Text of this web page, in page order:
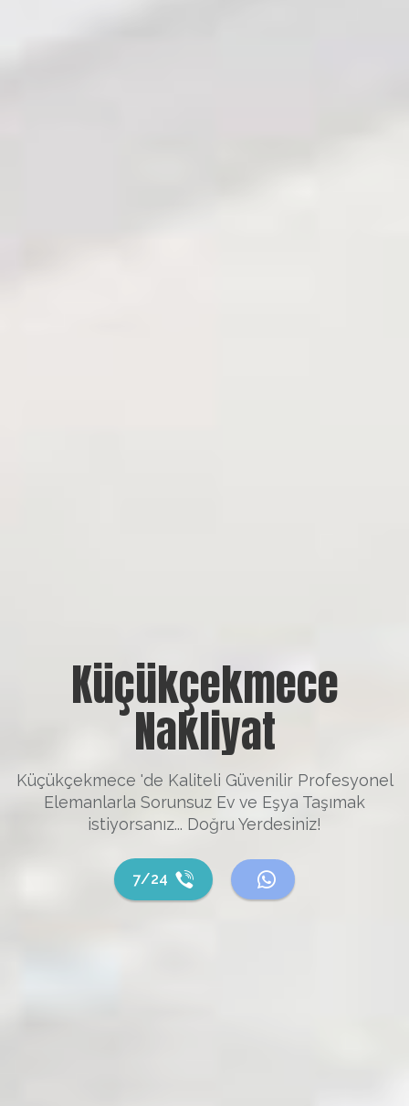
Küçükçekmece
Nakliyat
Küçükçekmece 'de Kaliteli Güvenilir Profesyonel
Elemanlarla Sorunsuz Ev ve Eşya Taşımak
istiyorsanız... Doğru Yerdesiniz!
7/24